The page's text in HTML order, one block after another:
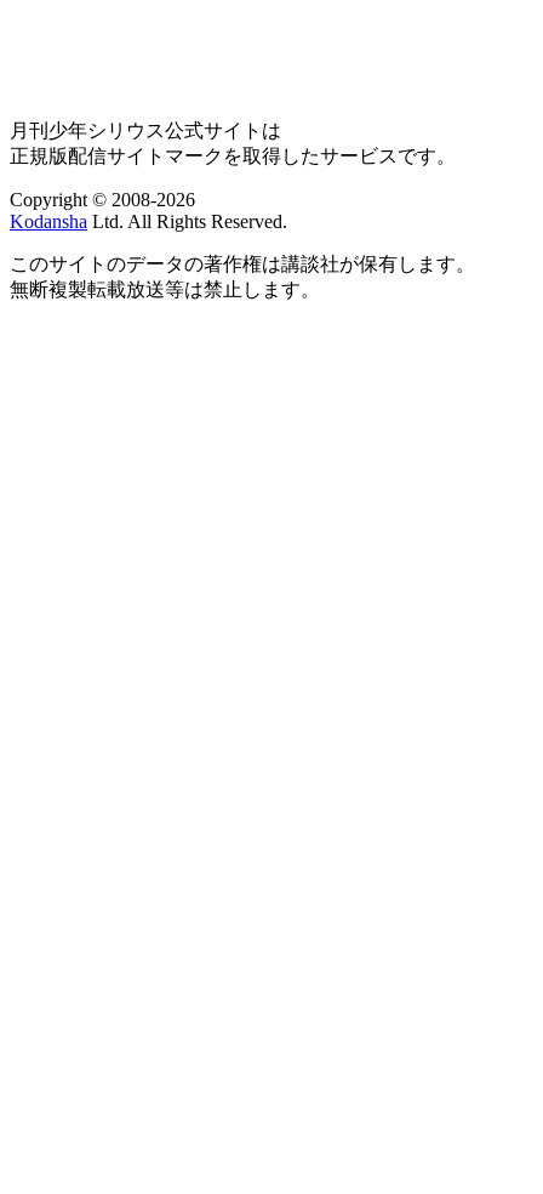
月刊少年シリウス公式サイトは
正規版配信サイトマークを取得したサービスです。
Copyright © 2008-2026
Kodansha Ltd. All Rights Reserved.
このサイトのデータの著作権は講談社が保有します。
無断複製転載放送等は禁止します。